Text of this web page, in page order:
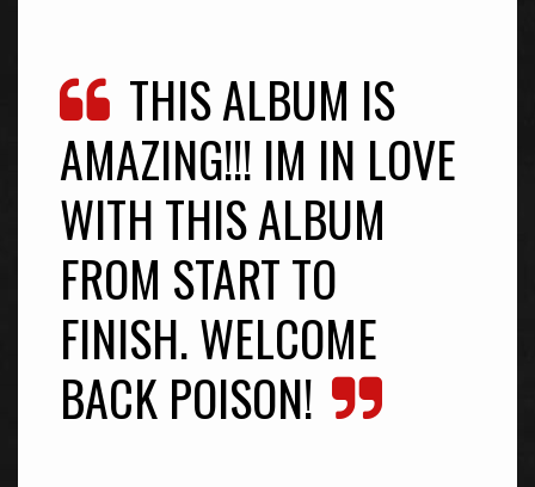
THIS ALBUM IS
AMAZING!!! IM IN LOVE
WITH THIS ALBUM
FROM START TO
FINISH. WELCOME
BACK POISON!